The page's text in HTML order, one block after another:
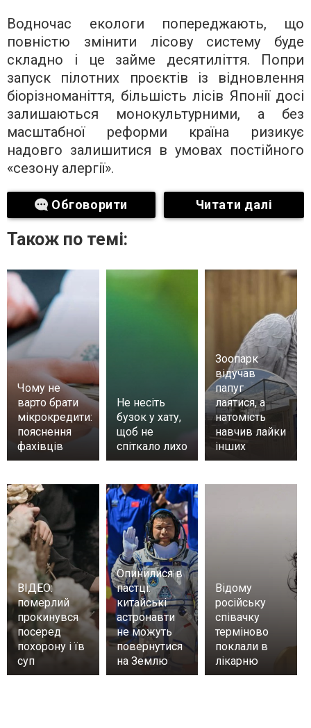
Водночас екологи попереджають, що
повністю змінити лісову систему буде
складно і це займе десятиліття. Попри
запуск пілотних проєктів із відновлення
біорізноманіття, більшість лісів Японії досі
залишаються монокультурними, а без
масштабної реформи країна ризикує
надовго залишитися в умовах постійного
«сезону алергії».
Обговорити Читати далі
Також по темі:
Чому не
варто брати
мікрокредити:
пояснення
фахівців
Не несіть
бузок у хату,
щоб не
спіткало лихо
Зоопарк
відучав
папуг
лаятися, а
натомість
навчив лайки
інших
ВІДЕО:
померлий
прокинувся
посеред
похорону і їв
суп
Опинилися в
пастці:
китайські
астронавти
не можуть
повернутися
на Землю
Відому
російську
співачку
терміново
поклали в
лікарню